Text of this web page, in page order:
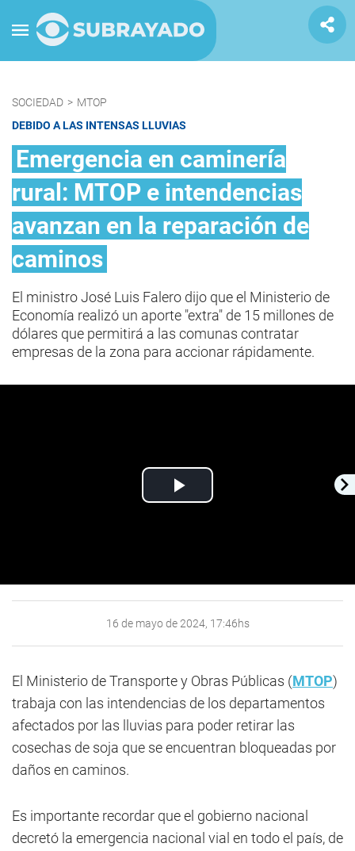
SOCIEDAD > MTOP
DEBIDO A LAS INTENSAS LLUVIAS
Emergencia en caminería
rural: MTOP e intendencias
avanzan en la reparación de
caminos
El ministro José Luis Falero dijo que el Ministerio de
Economía realizó un aporte "extra" de 15 millones de
dólares que permitirá a las comunas contratar
empresas de la zona para accionar rápidamente.
Play
16 de mayo de 2024, 17:46hs
El Ministerio de Transporte y Obras Públicas (MTOP)
trabaja con las intendencias de los departamentos
afectados por las lluvias para poder retirar las
cosechas de soja que se encuentran bloqueadas por
daños en caminos.
Es importante recordar que el gobierno nacional
decretó la emergencia nacional vial en todo el país, de